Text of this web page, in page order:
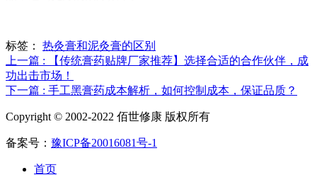
标签：
热灸膏和泥灸膏的区别
上一篇 : 【传统膏药贴牌厂家推荐】选择合适的合作伙伴，成
功出击市场！
下一篇 : 手工黑膏药成本解析，如何控制成本，保证品质？
Copyright © 2002-2022 佰世修康 版权所有
备案号： 豫ICP备20016081号-1
首页